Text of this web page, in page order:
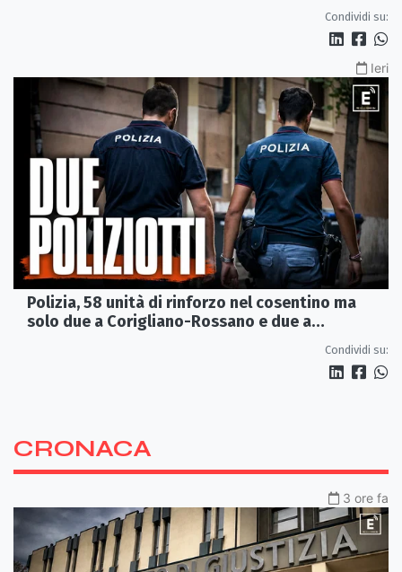
Condividi su:
Ieri
Polizia, 58 unità di rinforzo nel cosentino ma
solo due a Corigliano-Rossano e due a
Condividi su:
CRONACA
3 ore fa